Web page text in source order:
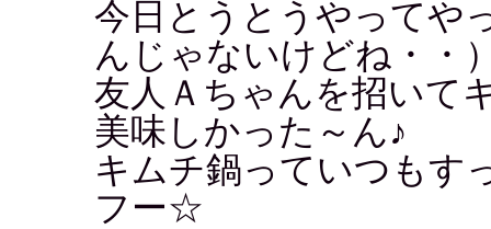
今日とうとうやってや
んじゃないけどね・・
友人Ａちゃんを招いて
美味しかった～ん♪
キムチ鍋っていつもす
フー☆